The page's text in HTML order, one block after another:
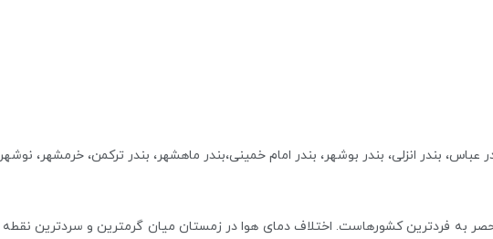
عباس، بندر انزلی‌، بندر بوشهر، بندر امام خمینی،‌بندر ماهشهر، بندر ترکمن، خرمشهر، نوشهر